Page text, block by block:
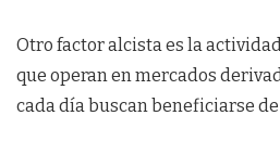
Otro factor alcista es la
que operan en mercados
cada día buscan beneficiarse